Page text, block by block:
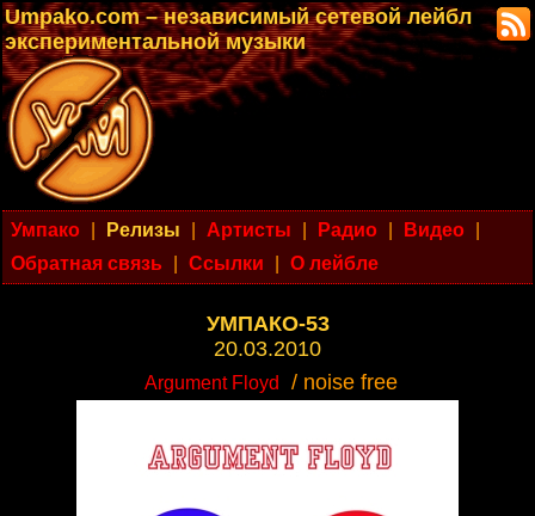
Umpako.com – независимый сетевой лейбл
экспериментальной музыки
Умпако Релизы Артисты Радио Видео
Обратная связь
Ссылки О лейбле
УМПАКО-53
20.03.2010
Argument Floyd / noise free